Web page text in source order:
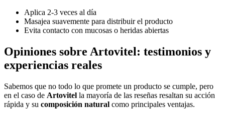
Aplica 2-3 veces al día
Masajea suavemente para distribuir el producto
Evita contacto con mucosas o heridas abiertas
Opiniones sobre Artovitel: testimonios y
experiencias reales
Sabemos que no todo lo que promete un producto se cumple, pero
en el caso de Artovitel la mayoría de las reseñas resaltan su acción
rápida y su composición natural como principales ventajas.